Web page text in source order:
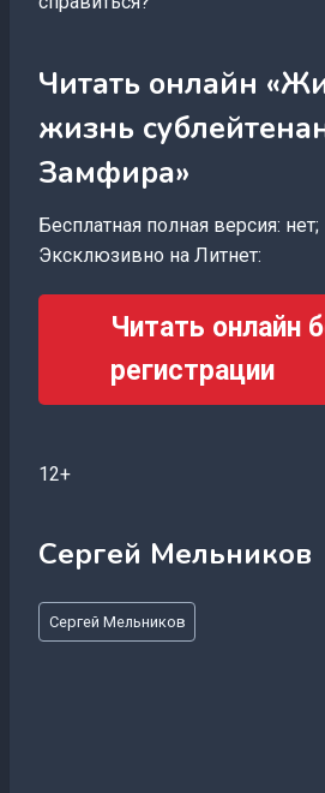
Читать онлайн
жизнь
Замфира»
Бесплатная полная версия: нет;
Эксклюзивно на Литнет:
Читать онлайн
регистрации
12+
Сергей Мельников
Метки
записи:
Сергей Мельников